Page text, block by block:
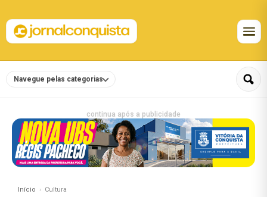
Navegue pelas categorias
continua após a publicidade
Início Cultura